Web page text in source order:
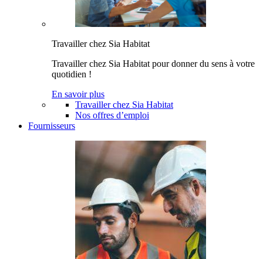
Travailler chez Sia Habitat
Travailler chez Sia Habitat pour donner du sens à votre
quotidien !
En savoir plus
Travailler chez Sia Habitat
Nos offres d’emploi
Fournisseurs